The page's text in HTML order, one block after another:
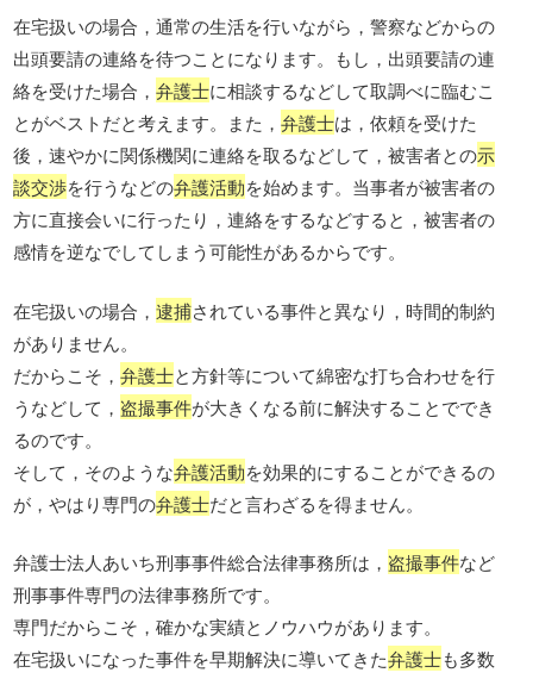
在宅扱いの場合，通常の生活を行いながら，警察などからの
出頭要請の連絡を待つことになります。もし，出頭要請の連
絡を受けた場合，弁護士に相談するなどして取調べに臨むこ
とがベストだと考えます。また，弁護士は，依頼を受けた
後，速やかに関係機関に連絡を取るなどして，被害者との示
談交渉を行うなどの弁護活動を始めます。当事者が被害者の
方に直接会いに行ったり，連絡をするなどすると，被害者の
感情を逆なでしてしまう可能性があるからです。
在宅扱いの場合，逮捕されている事件と異なり，時間的制約
がありません。
だからこそ，弁護士と方針等について綿密な打ち合わせを行
うなどして， 盗撮事件が大きくなる前に解決することででき
るのです。
そして，そのような弁護活動を効果的にすることができるの
が，やはり専門の弁護士だと言わざるを得ません。
弁護士法人あいち刑事事件総合法律事務所は， 盗撮事件など
刑事事件専門の法律事務所です。
専門だからこそ，確かな実績とノウハウがあります。
在宅扱いになった事件を早期解決に導いてきた弁護士も多数